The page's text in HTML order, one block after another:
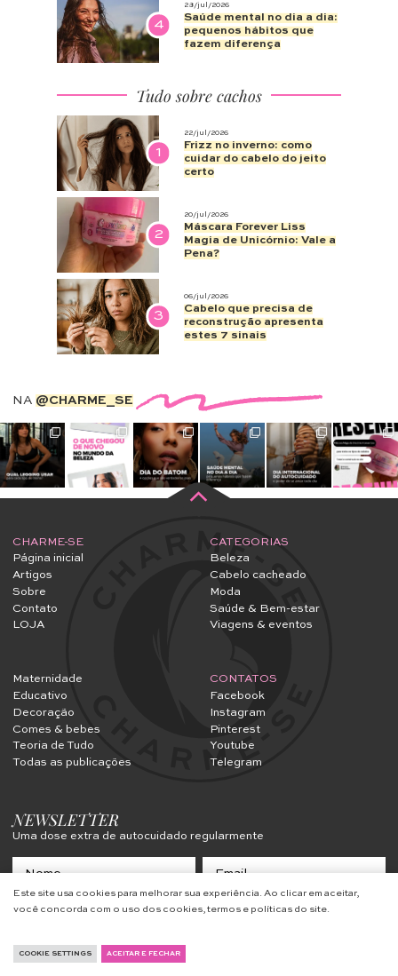
4
28/jul/2026
Saúde mental no dia a dia:
pequenos hábitos que
fazem diferença
Tudo sobre cachos
1
22/jul/2026
Frizz no inverno: como
cuidar do cabelo do jeito
certo
2
20/jul/2026
Máscara Forever Liss
Magia de Unicórnio: Vale a
Pena?
3
06/jul/2026
Cabelo que precisa de
reconstrução apresenta
estes 7 sinais
NA @CHARME_SE
CHARME-SE
Página inicial
Artigos
Sobre
Contato
LOJA
CATEGORIAS
Beleza
Cabelo cacheado
Moda
Saúde & Bem-estar
Viagens & eventos
Maternidade
Educativo
Decoração
Comes & bebes
Teoria de Tudo
Todas as publicações
CONTATOS
Facebook
Instagram
Pinterest
Youtube
Telegram
NEWSLETTER
Uma dose extra de autocuidado regularmente
Este site usa cookies para melhorar sua experiência. Ao clicar em aceitar,
você concorda com o uso dos cookies, termos e políticas do site.
COOKIE SETTINGS ACEITAR E FECHAR